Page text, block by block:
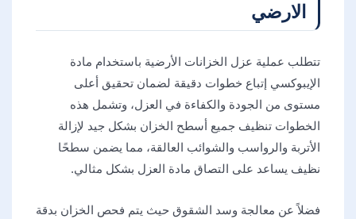
الارضي
تتطلب عملية عزل الخزانات الأرضية باستخدام مادة
الإيبوكسي إتباع خطوات دقيقة لضمان تحقيق أعلى
مستوى من الجودة والكفاءة في العزل، وتشمل هذه
الخطوات تنظيف جميع أسطح الخزان بشكل جيد لإزالة
الأتربة والرواسب والشوائب العالقة، مما يضمن سطحًا
نظيف يساعد على التصاق مادة العزل بشكل مثالي.
فضلاً عن معالجة وسد الشقوق حيث يتم فحص الخزان بدقة